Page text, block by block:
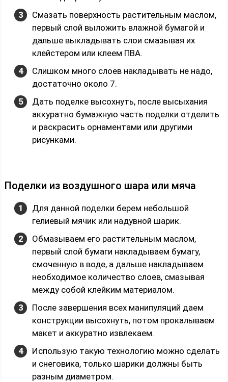
Смазать поверхность растительным маслом,
первый слой выложить влажной бумагой и
дальше выкладывать слои смазывая их
клейстером или клеем ПВА.
Слишком много слоев накладывать не надо,
достаточно около 7.
Дать поделке высохнуть, после высыхания
аккуратно бумажную часть поделки отделить
и раскрасить орнаментами или другими
рисунками.
Поделки из воздушного шара или мяча
Для данной поделки берем небольшой
гелиевый мячик или надувной шарик.
Обмазываем его растительным маслом,
первый слой бумаги накладываем бумагу,
смоченную в воде, а дальше накладываем
необходимое количество слоев, смазывая
между собой клейким материалом.
После завершения всех манипуляций даем
конструкции высохнуть, потом прокалываем
макет и аккуратно извлекаем.
Использую такую технологию можно сделать
и снеговика, только шарики должны быть
разным диаметром.